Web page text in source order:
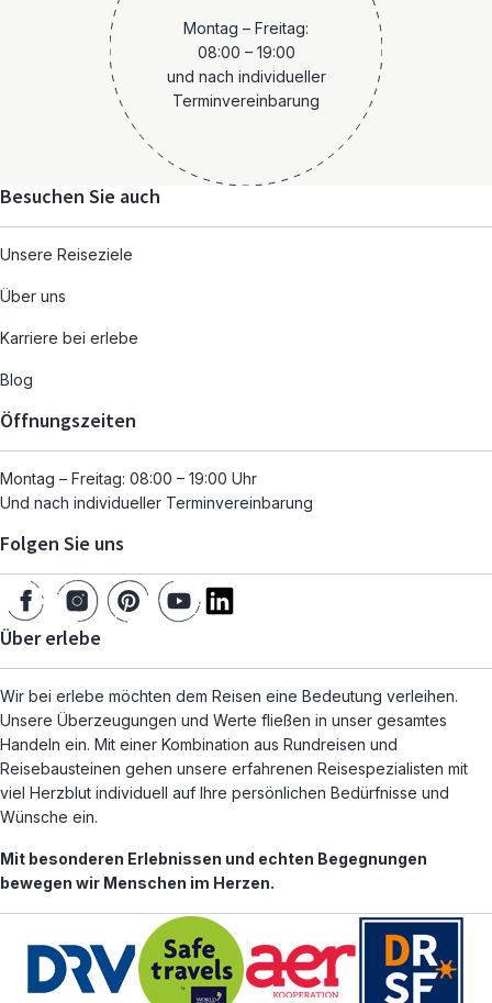
Montag – Freitag:
08:00 – 19:00
und nach individueller
Terminvereinbarung
Besuchen Sie auch
Unsere Reiseziele
Über uns
Karriere bei erlebe
Blog
Öffnungszeiten
Montag – Freitag: 08:00 – 19:00 Uhr
Und nach individueller Terminvereinbarung
Folgen Sie uns
Über erlebe
Wir bei erlebe möchten dem Reisen eine Bedeutung verleihen.
Unsere Überzeugungen und Werte fließen in unser gesamtes
Handeln ein. Mit einer Kombination aus Rundreisen und
Reisebausteinen gehen unsere erfahrenen Reisespezialisten mit
viel Herzblut individuell auf Ihre persönlichen Bedürfnisse und
Wünsche ein.
Mit besonderen Erlebnissen und echten Begegnungen
bewegen wir Menschen im Herzen.